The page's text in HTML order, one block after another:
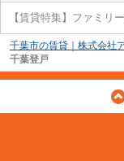
【賃貸特集】ファミリ
千葉市の賃貸｜株式会社
千葉登戸